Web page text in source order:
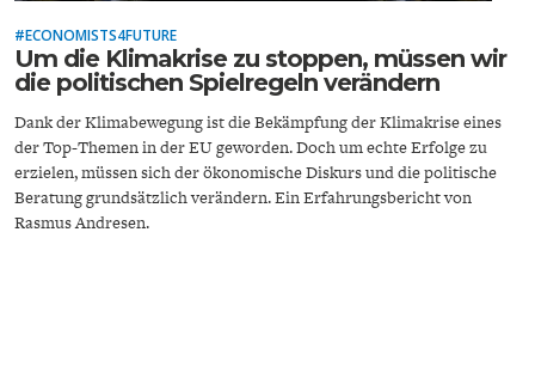
INDUSTRIEPOLITIK
ENERGIE & UMWELT
#ECONOMISTS4FUTURE
Um die Klimakrise zu stoppen, müssen wir
die politischen Spielregeln verändern
Dank der Klimabewegung ist die Bekämpfung der Klimakrise eines
der Top-Themen in der EU geworden. Doch um echte Erfolge zu
erzielen, müssen sich der ökonomische Diskurs und die politische
Beratung grundsätzlich verändern. Ein Erfahrungsbericht von
Rasmus Andresen.